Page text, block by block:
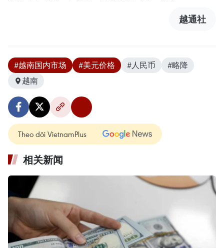
越通社
#越南国内市场 #美元价格 #人民币
#略降
越南
Theo dõi VietnamPlus
相关新闻